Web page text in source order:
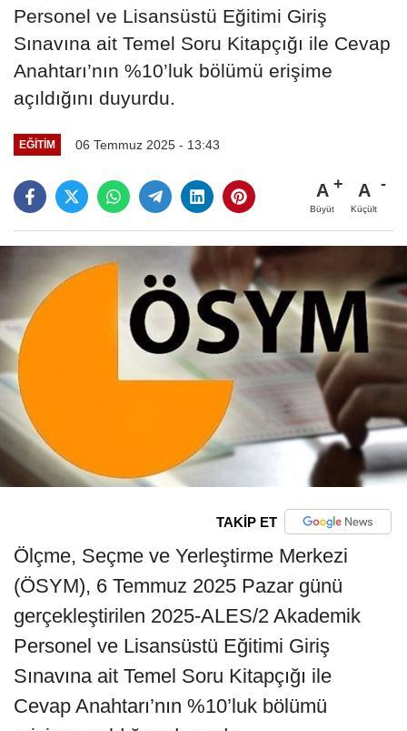
Personel ve Lisansüstü Eğitimi Giriş
Sınavına ait Temel Soru Kitapçığı ile Cevap
Anahtarı’nın %10’luk bölümü erişime
açıldığını duyurdu.
EĞITIM 06 Temmuz 2025 - 13:43
A
Büyüt
A
Küçült
TAKİP ET
Ölçme, Seçme ve Yerleştirme Merkezi
(ÖSYM), 6 Temmuz 2025 Pazar günü
gerçekleştirilen 2025-ALES/2 Akademik
Personel ve Lisansüstü Eğitimi Giriş
Sınavına ait Temel Soru Kitapçığı ile
Cevap Anahtarı’nın %10’luk bölümü